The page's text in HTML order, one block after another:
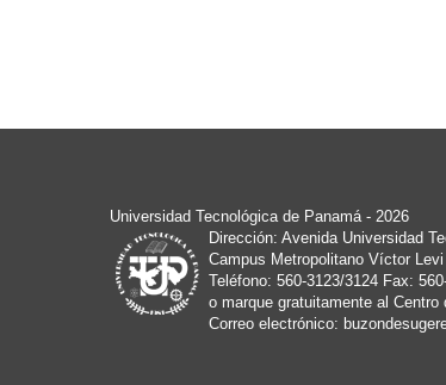
Universidad Tecnológica de Panamá - 2026
Dirección: Avenida Universidad
Campus Metropolitano Víctor
Teléfono: 560-3123/3124 Fax:
o marque gratuitamente al Centro
Correo electrónico: